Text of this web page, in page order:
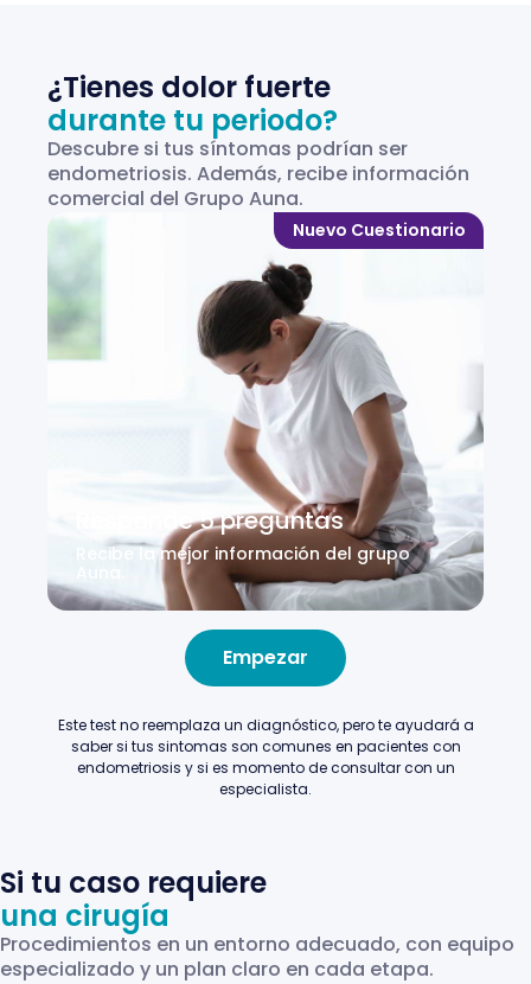
¿Tienes dolor fuerte
durante tu periodo?
Descubre si tus síntomas podrían ser
endometriosis. Además, recibe información
comercial del Grupo Auna.
Nuevo Cuestionario
Responde 5 preguntas
Recibe la mejor información del grupo
Empezar
Este test no reemplaza un diagnóstico, pero te ayudará a
saber si tus sintomas son comunes en pacientes con
endometriosis y si es momento de consultar con un
especialista.
Si tu caso requiere
una cirugía
Procedimientos en un entorno adecuado, con equipo
especializado y un plan claro en cada etapa.